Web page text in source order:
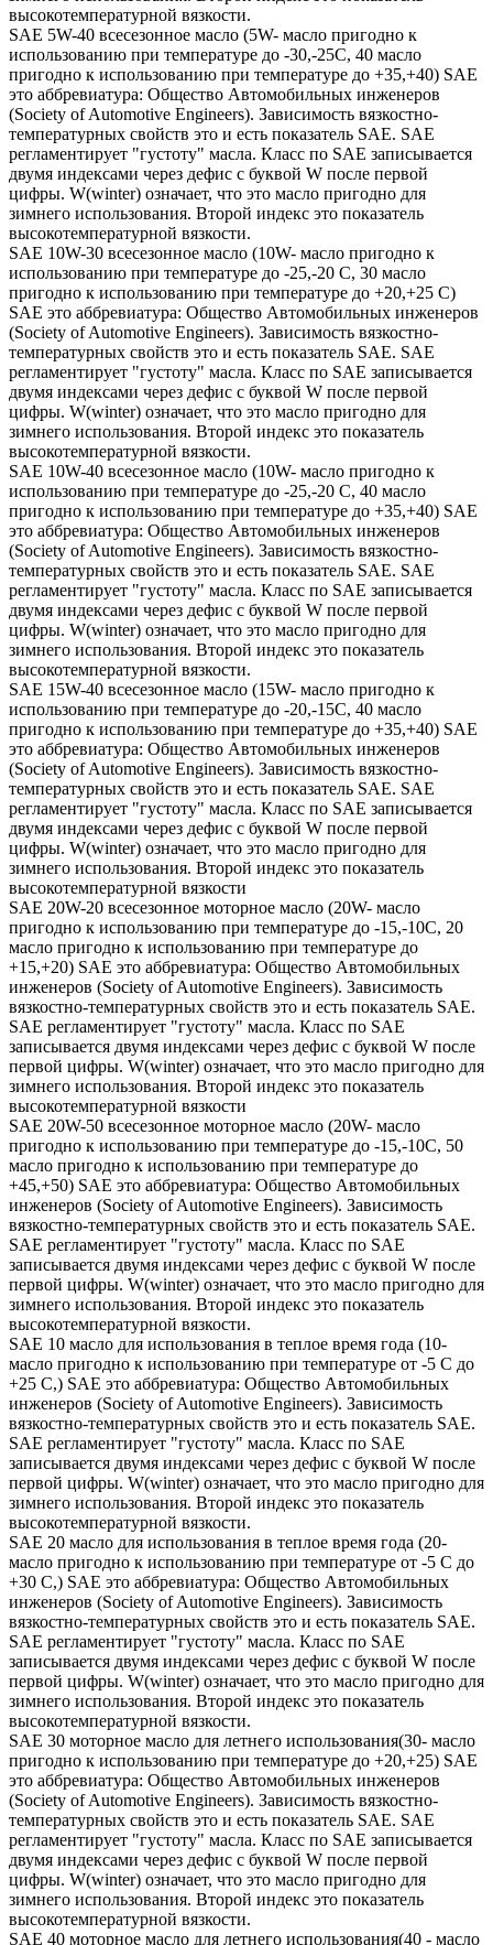
высокотемпературной вязкости.
SAE 5W-40 всесезонное масло (5W- масло пригодно к
использованию при температуре до -30,-25С, 40 масло
пригодно к использованию при температуре до +35,+40) SAE
это аббревиатура: Общество Автомобильных инженеров
(Society of Automotive Engineers). Зависимость вязкостно-
температурных свойств это и есть показатель SAE. SAE
регламентирует "густоту" масла. Класс по SAE записывается
двумя индексами через дефис с буквой W после первой
цифры. W(winter) означает, что это масло пригодно для
зимнего использования. Второй индекс это показатель
высокотемпературной вязкости.
SAE 10W-30 всесезонное масло (10W- масло пригодно к
использованию при температуре до -25,-20 С, 30 масло
пригодно к использованию при температуре до +20,+25 С)
SAE это аббревиатура: Общество Автомобильных инженеров
(Society of Automotive Engineers). Зависимость вязкостно-
температурных свойств это и есть показатель SAE. SAE
регламентирует "густоту" масла. Класс по SAE записывается
двумя индексами через дефис с буквой W после первой
цифры. W(winter) означает, что это масло пригодно для
зимнего использования. Второй индекс это показатель
высокотемпературной вязкости.
SAE 10W-40 всесезонное масло (10W- масло пригодно к
использованию при температуре до -25,-20 С, 40 масло
пригодно к использованию при температуре до +35,+40) SAE
это аббревиатура: Общество Автомобильных инженеров
(Society of Automotive Engineers). Зависимость вязкостно-
температурных свойств это и есть показатель SAE. SAE
регламентирует "густоту" масла. Класс по SAE записывается
двумя индексами через дефис с буквой W после первой
цифры. W(winter) означает, что это масло пригодно для
зимнего использования. Второй индекс это показатель
высокотемпературной вязкости.
SAE 15W-40 всесезонное масло (15W- масло пригодно к
использованию при температуре до -20,-15С, 40 масло
пригодно к использованию при температуре до +35,+40) SAE
это аббревиатура: Общество Автомобильных инженеров
(Society of Automotive Engineers). Зависимость вязкостно-
температурных свойств это и есть показатель SAE. SAE
регламентирует "густоту" масла. Класс по SAE записывается
двумя индексами через дефис с буквой W после первой
цифры. W(winter) означает, что это масло пригодно для
зимнего использования. Второй индекс это показатель
высокотемпературной вязкости
SAE 20W-20 всесезонное моторное масло (20W- масло
пригодно к использованию при температуре до -15,-10С, 20
масло пригодно к использованию при температуре до
+15,+20) SAE это аббревиатура: Общество Автомобильных
инженеров (Society of Automotive Engineers). Зависимость
вязкостно-температурных свойств это и есть показатель SAE.
SAE регламентирует "густоту" масла. Класс по SAE
записывается двумя индексами через дефис с буквой W после
первой цифры. W(winter) означает, что это масло пригодно для
зимнего использования. Второй индекс это показатель
высокотемпературной вязкости
SAE 20W-50 всесезонное моторное масло (20W- масло
пригодно к использованию при температуре до -15,-10С, 50
масло пригодно к использованию при температуре до
+45,+50) SAE это аббревиатура: Общество Автомобильных
инженеров (Society of Automotive Engineers). Зависимость
вязкостно-температурных свойств это и есть показатель SAE.
SAE регламентирует "густоту" масла. Класс по SAE
записывается двумя индексами через дефис с буквой W после
первой цифры. W(winter) означает, что это масло пригодно для
зимнего использования. Второй индекс это показатель
высокотемпературной вязкости.
SAE 10 масло для использования в теплое время года (10-
масло пригодно к использованию при температуре от -5 С до
+25 С,) SAE это аббревиатура: Общество Автомобильных
инженеров (Society of Automotive Engineers). Зависимость
вязкостно-температурных свойств это и есть показатель SAE.
SAE регламентирует "густоту" масла. Класс по SAE
записывается двумя индексами через дефис с буквой W после
первой цифры. W(winter) означает, что это масло пригодно для
зимнего использования. Второй индекс это показатель
высокотемпературной вязкости.
SAE 20 масло для использования в теплое время года (20-
масло пригодно к использованию при температуре от -5 С до
+30 С,) SAE это аббревиатура: Общество Автомобильных
инженеров (Society of Automotive Engineers). Зависимость
вязкостно-температурных свойств это и есть показатель SAE.
SAE регламентирует "густоту" масла. Класс по SAE
записывается двумя индексами через дефис с буквой W после
первой цифры. W(winter) означает, что это масло пригодно для
зимнего использования. Второй индекс это показатель
высокотемпературной вязкости.
SAE 30 моторное масло для летнего использования(30- масло
пригодно к использованию при температуре до +20,+25) SAE
это аббревиатура: Общество Автомобильных инженеров
(Society of Automotive Engineers). Зависимость вязкостно-
температурных свойств это и есть показатель SAE. SAE
регламентирует "густоту" масла. Класс по SAE записывается
двумя индексами через дефис с буквой W после первой
цифры. W(winter) означает, что это масло пригодно для
зимнего использования. Второй индекс это показатель
высокотемпературной вязкости.
SAE 40 моторное масло для летнего использования(40 - масло